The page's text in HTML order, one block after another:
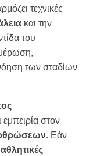
τεχνικές
και την
του
των σταδίων
εμπειρία στον
. Εάν
αθλητικές